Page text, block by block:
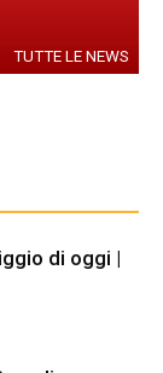
TUTTE LE NEWS
di oggi |